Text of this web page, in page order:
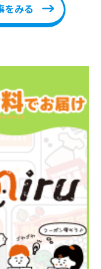
をみる